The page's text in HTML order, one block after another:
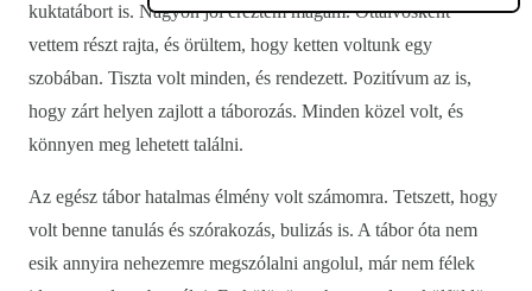
kuktatábort is. Nagyon jól éreztem magam. Ottalvósként
vettem részt rajta, és örültem, hogy ketten voltunk egy
szobában. Tiszta volt minden, és rendezett. Pozitívum az is,
hogy zárt helyen zajlott a táborozás. Minden közel volt, és
könnyen meg lehetett találni.
Az egész tábor hatalmas élmény volt számomra. Tetszett, hogy
volt benne tanulás és szórakozás, bulizás is. A tábor óta nem
esik annyira nehezemre megszólalni angolul, már nem félek